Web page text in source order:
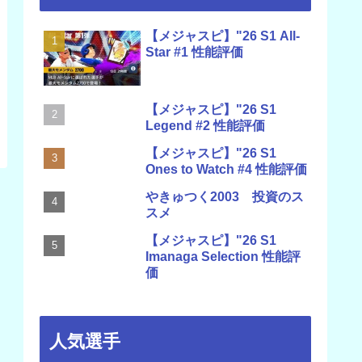
【メジャスピ】"26 S1 All-
Star #1 性能評価
【メジャスピ】"26 S1
Legend #2 性能評価
【メジャスピ】"26 S1
Ones to Watch #4 性能評価
やきゅつく2003 投資のス
スメ
【メジャスピ】"26 S1
Imanaga Selection 性能評
価
人気選手